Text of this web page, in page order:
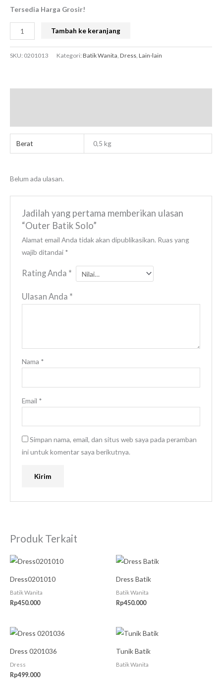
Tersedia Harga Grosir!
Tambah ke keranjang
SKU: 0201013 Kategori:Batik Wanita Dress Lain-lain
Berat 0,5 kg
Belum ada ulasan.
Jadilah yang pertama memberikan ulasan
“Outer Batik Solo”
Alamat email Anda tidak akan dipublikasikan. Ruas yang
wajib ditandai *
Rating Anda *
Ulasan Anda *
Nama *
Email *
Simpan nama, email, dan situs web saya pada peramban
ini untuk komentar saya berikutnya.
Produk Terkait
Dress0201010
Batik Wanita
Rp450.000
Dress Batik
Batik Wanita
Rp450.000
Dress 0201036
Dress
Rp499.000
Tunik Batik
Batik Wanita